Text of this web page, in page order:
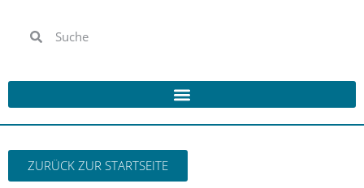
ZURÜCK ZUR STARTSEITE